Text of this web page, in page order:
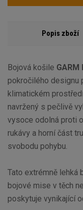
Popis zboží
Bojová košile
pokročilého designu
klimatickém
navržený s pečlivě
vysoce odolná proti
rukávy a horní část
svobodu pohybu.
Tato extrémně lehká
bojové mise v těch
poskytuje vynikající